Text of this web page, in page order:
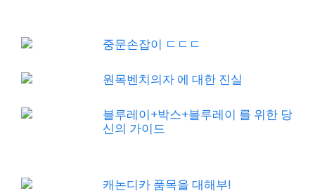
중문손잡이 ㄷㄷㄷ
원목벤치의자 에 대한 진실
블루레이+박스+블루레이 를 위한 당
신의 가이드
캐논디카 품목을 대해부!